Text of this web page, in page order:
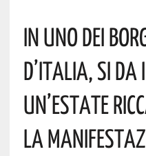
IN UNO DEI
D’ITALIA, SI DA
UN’ESTATE
LA